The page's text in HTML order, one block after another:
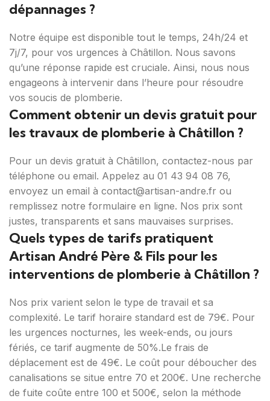
dépannages ?
Notre équipe est disponible tout le temps, 24h/24 et
7j/7, pour vos urgences à Châtillon. Nous savons
qu’une réponse rapide est cruciale. Ainsi, nous nous
engageons à intervenir dans l’heure pour résoudre
vos soucis de plomberie.
Comment obtenir un devis gratuit pour
les travaux de plomberie à Châtillon ?
Pour un devis gratuit à Châtillon, contactez-nous par
téléphone ou email. Appelez au 01 43 94 08 76,
envoyez un email à contact@artisan-andre.fr ou
remplissez notre formulaire en ligne. Nos prix sont
justes, transparents et sans mauvaises surprises.
Quels types de tarifs pratiquent
Artisan André Père & Fils pour les
interventions de plomberie à Châtillon ?
Nos prix varient selon le type de travail et sa
complexité. Le tarif horaire standard est de 79€. Pour
les urgences nocturnes, les week-ends, ou jours
fériés, ce tarif augmente de 50%.Le frais de
déplacement est de 49€. Le coût pour déboucher des
canalisations se situe entre 70 et 200€. Une recherche
de fuite coûte entre 100 et 500€, selon la méthode